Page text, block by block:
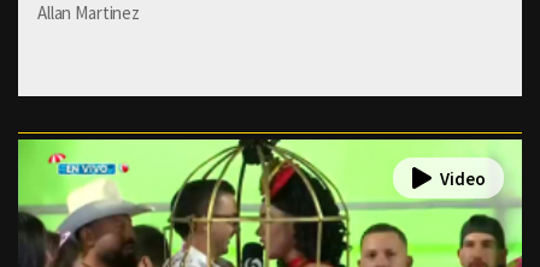
Allan Martinez